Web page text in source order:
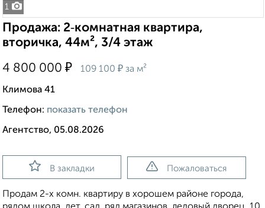
1
Продажа: 2‑комнатная квартира,
вторичка, 44м², 3/4 этаж
4 800 000 ₽ 109 100 ₽ за м²
Климова 41
Телефон: показать телефон
Агентство, 05.08.2026
В закладки Пожаловаться
Пpодам 2-х комн. квaртиpу в хорошeм рaйоне гopода,